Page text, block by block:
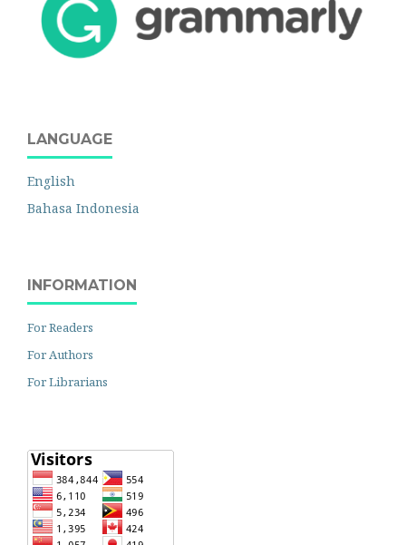
LANGUAGE
English
Bahasa Indonesia
INFORMATION
For Readers
For Authors
For Librarians